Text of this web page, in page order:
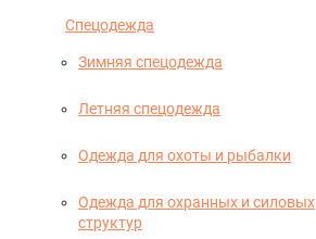
Спецодежда
Зимняя спецодежда
Летняя спецодежда
Одежда для охоты и рыбалки
Одежда для охранных и силовых
структур